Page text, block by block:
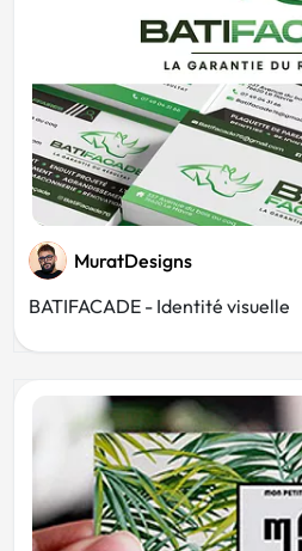
MuratDesigns
BATIFACADE - Identité visuelle